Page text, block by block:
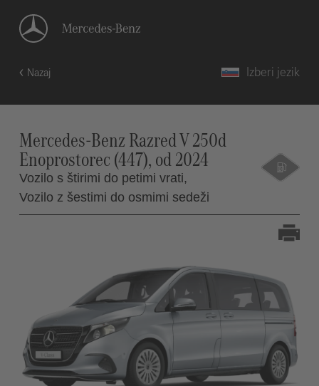
Nazaj Izberi jezik
Mercedes-Benz Razred V 250d
Enoprostorec (447), od 2024
Vozilo s štirimi do petimi vrati,
Vozilo z šestimi do osmimi sedeži